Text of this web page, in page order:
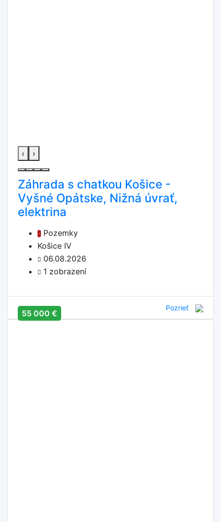
‹ ›
55 000 €
Záhrada s chatkou Košice -
Vyšné Opátske, Nižná úvrať,
elektrina
Pozemky
Košice IV
06.08.2026
1 zobrazení
Pozrieť